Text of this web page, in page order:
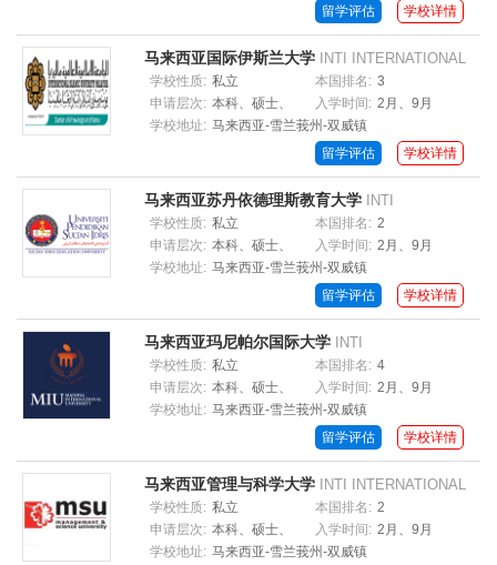
留学评估
学校详情
马来西亚国际伊斯兰大学
INTI INTERNATIONAL
UNIVERSITY
学校性质: 私立 本国排名: 3
申请层次: 本科、硕士、
博士
入学时间: 2月、9月
学校地址: 马来西亚-雪兰莪州-双威镇
留学评估
学校详情
马来西亚苏丹依德理斯教育大学
INTI
INTERNATIONAL UNIVERSITY
学校性质: 私立 本国排名: 2
申请层次: 本科、硕士、
博士
入学时间: 2月、9月
学校地址: 马来西亚-雪兰莪州-双威镇
留学评估
学校详情
马来西亚玛尼帕尔国际大学
INTI
INTERNATIONAL UNIVERSITY
学校性质: 私立 本国排名: 4
申请层次: 本科、硕士、
博士
入学时间: 2月、9月
学校地址: 马来西亚-雪兰莪州-双威镇
留学评估
学校详情
马来西亚管理与科学大学
INTI INTERNATIONAL
UNIVERSITY
学校性质: 私立 本国排名: 2
申请层次: 本科、硕士、
博士
入学时间: 2月、9月
学校地址: 马来西亚-雪兰莪州-双威镇